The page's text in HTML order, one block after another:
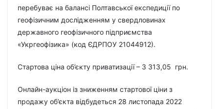
перебуває на балансі Полтавської експедиції по
геофізичним дослідженням у свердловинах
державного геофізичного підприємства
«Укргеофізика» (код ЄДРПОУ 21044912).
Стартова ціна об’єкту приватизації – 3 313,05 грн.
Онлайн-аукціон із зниженням стартової ціни з
продажу об’єкта відбудеться 28 листопада 2022